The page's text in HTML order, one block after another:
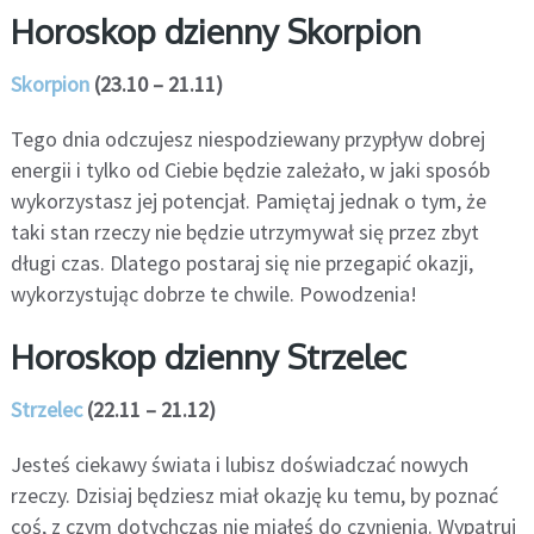
Horoskop dzienny Skorpion
Skorpion(23.10 – 21.11)
Tego dnia odczujesz niespodziewany przypływ dobrej
energii i tylko od Ciebie będzie zależało, w jaki sposób
wykorzystasz jej potencjał. Pamiętaj jednak o tym, że
taki stan rzeczy nie będzie utrzymywał się przez zbyt
długi czas. Dlatego postaraj się nie przegapić okazji,
wykorzystując dobrze te chwile. Powodzenia!
Horoskop dzienny Strzelec
Strzelec(22.11 – 21.12)
Jesteś ciekawy świata i lubisz doświadczać nowych
rzeczy. Dzisiaj będziesz miał okazję ku temu, by poznać
coś, z czym dotychczas nie miałeś do czynienia. Wypatruj